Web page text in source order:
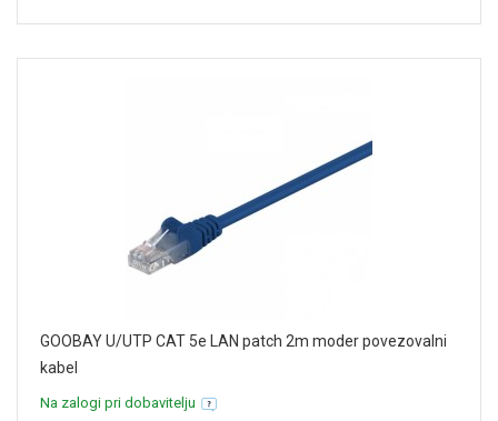
GOOBAY U/UTP CAT 5e LAN patch 2m moder povezovalni
kabel
Na zalogi pri dobavitelju